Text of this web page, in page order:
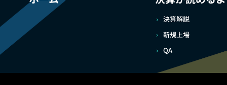
決算解説
新規上場
QA